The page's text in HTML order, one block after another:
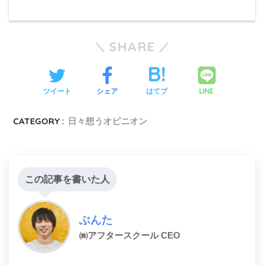
SHARE
ツイート シェア はてブ LINE
CATEGORY : 日々想うオピニオン
この記事を書いた人
ぶんた
㈱アフタースクール CEO